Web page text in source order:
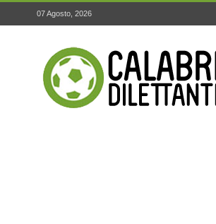
07 Agosto, 2026